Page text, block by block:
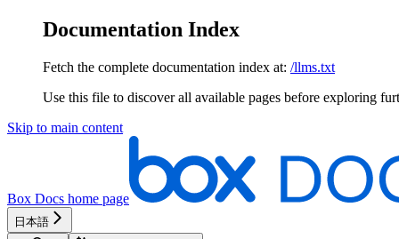
Documentation Index
Fetch the complete documentation index at: /llms.txt
Use this file to discover all available pages before exploring
Skip to main content
Box Docs home page
日本語